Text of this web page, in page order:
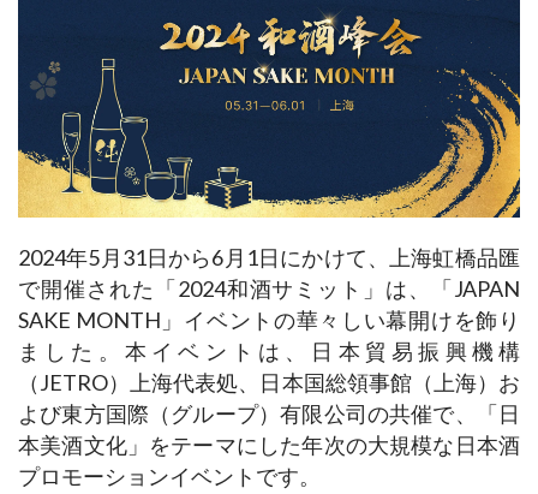
2024年5月31日から6月1日にかけて、上海虹橋品匯
で開催された「2024和酒サミット」は、「JAPAN
SAKE MONTH」イベントの華々しい幕開けを飾り
ました。本イベントは、日本貿易振興機構
（JETRO）上海代表処、日本国総領事館（上海）お
よび東方国際（グループ）有限公司の共催で、「日
本美酒文化」をテーマにした年次の大規模な日本酒
プロモーションイベントです。